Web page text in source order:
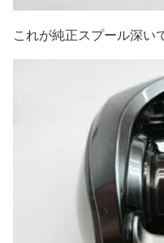
これが純正スプール深い